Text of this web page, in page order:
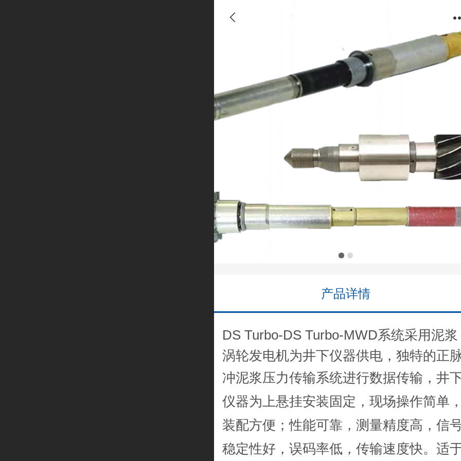
无线随钻测量仪DS Turbo-MWD
产品详情
DS Turbo-DS Turbo-MWD系统采用泥浆
涡轮发电机为井下仪器供电，独特的正
冲泥浆压力传输系统进行数据传输，井
仪器为上悬挂安装固定，现场操作简单，
装配方便；性能可靠，测量精度高，信
稳定性好，误码率低，传输速度快。适